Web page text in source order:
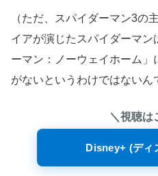
（ただ、スパイダーマン3の
イアが演じたスパイダーマ
ーマン：ノーウェイホーム
がないというわけではないん
＼視聴は
Disney+ (ディ